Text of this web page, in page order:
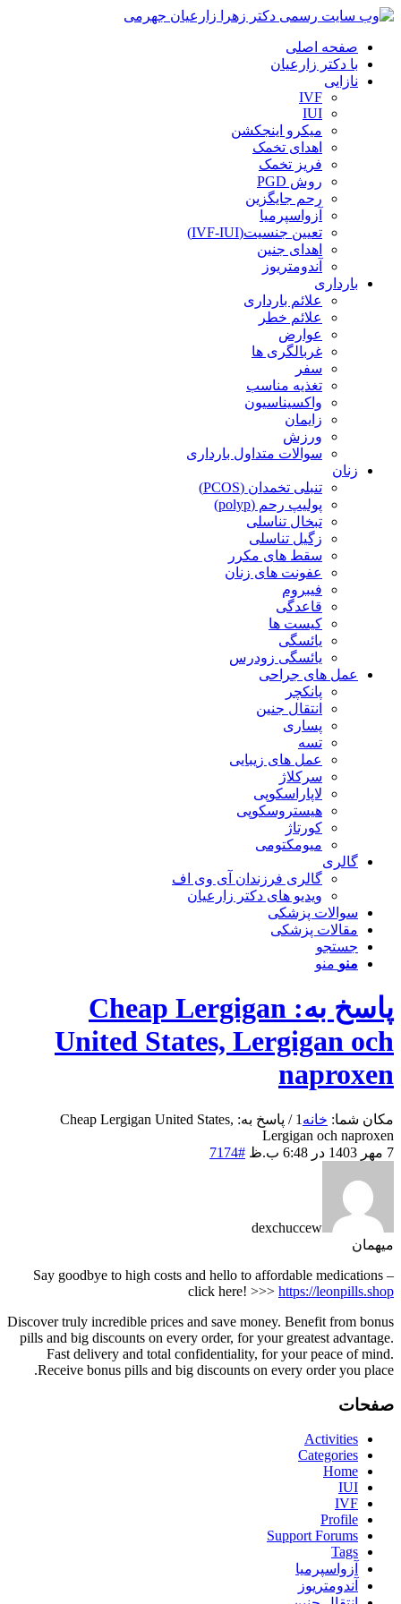
صفحه اصلی
با دکتر زارعیان
نازایی
IVF
IUI
میکرو اینجکشن
اهدای تخمک
فریز تخمک
روش PGD
رحم جایگزین
آزواسپرمیا
تعیین جنسیت(IVF-IUI)
اهدای جنین
آندومتریوز
بارداری
علائم بارداری
علائم خطر
عوارض
غربالگری ها
سفر
تغذیه مناسب
واکسیناسیون
زایمان
ورزش
سوالات متداول بارداری
زنان
تنبلی تخمدان (PCOS)
پولیپ رحم (polyp)
تبخال تناسلی
زگیل تناسلی
سقط های مکرر
عفونت های زنان
فیبروم
قاعدگی
کیست ها
یائسگی
یائسگی زودرس
عمل های جراحی
پانکچر
انتقال جنین
پساری
تسه
عمل های زیبایی
سرکلاژ
لاپاراسکوپی
هیستروسکوپی
کورتاژ
میومکتومی
گالری
گالری فرزندان آی وی اف
ویدیو های دکتر زارعیان
سوالات پزشکی
مقالات پزشکی
جستجو
منو منو
پاسخ به: Cheap Lergigan
United States, Lergigan och
naproxen
مکان شما: خانه 1
/
پاسخ به: Cheap Lergigan United States,
Lergigan och naproxen
7 مهر 1403 در 6:48 ب.ظ
#7174
dexchuccew
میهمان
Say goodbye to high costs and hello to affordable medications –
click here! >>> https://leonpills.shop
Discover truly incredible prices and save money. Benefit from bonus
pills and big discounts on every order, for your greatest advantage.
Fast delivery and total confidentiality, for your peace of mind.
Receive bonus pills and big discounts on every order you place.
صفحات
Activities
Categories
Home
IUI
IVF
Profile
Support Forums
Tags
آزواسپرمیا
آندومتریوز